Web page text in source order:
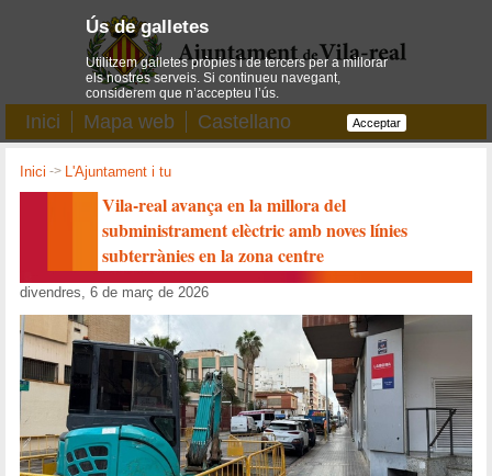
Inici Mapa web Castellano
Inici -> L'Ajuntament i tu
Vila-real avança en la millora del
subministrament elèctric amb noves línies
subterrànies en la zona centre
divendres, 6 de març de 2026
Ús de galletes
Utilitzem galletes pròpies i de tercers per a millorar
els nostres serveis. Si continueu navegant,
considerem que n’accepteu l’ús.
Acceptar